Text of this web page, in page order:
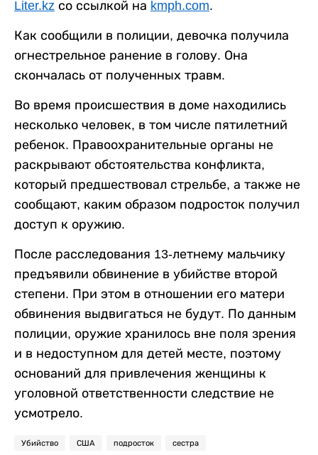
Liter.kz со ссылкой на kmph.com.
Как сообщили в полиции, девочка получила
огнестрельное ранение в голову. Она
скончалась от полученных травм.
Во время происшествия в доме находились
несколько человек, в том числе пятилетний
ребенок. Правоохранительные органы не
раскрывают обстоятельства конфликта,
который предшествовал стрельбе, а также не
сообщают, каким образом подросток получил
доступ к оружию.
После расследования 13-летнему мальчику
предъявили обвинение в убийстве второй
степени. При этом в отношении его матери
обвинения выдвигаться не будут. По данным
полиции, оружие хранилось вне поля зрения
и в недоступном для детей месте, поэтому
оснований для привлечения женщины к
уголовной ответственности следствие не
усмотрело.
Убийство США подросток сестра